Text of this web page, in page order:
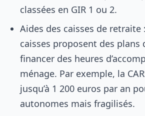
classées en GIR 1 ou 2.
Aides des caisses de retraite
caisses proposent des plans
financer des heures
ménage. Par exemple, la
jusqu’à 1 200 euros par an
autonomes mais fragilisés.